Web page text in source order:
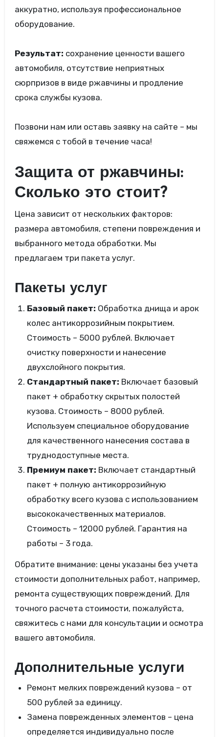
аккуратно, используя профессиональное
оборудование.
Результат: сохранение ценности вашего
автомобиля, отсутствие неприятных
сюрпризов в виде ржавчины и продление
срока службы кузова.
Позвони нам или оставь заявку на сайте – мы
свяжемся с тобой в течение часа!
Защита от ржавчины:
Сколько это стоит?
Цена зависит от нескольких факторов:
размера автомобиля, степени повреждения и
выбранного метода обработки. Мы
предлагаем три пакета услуг.
Пакеты услуг
Базовый пакет: Обработка днища и арок
колес антикоррозийным покрытием.
Стоимость – 5000 рублей. Включает
очистку поверхности и нанесение
двухслойного покрытия.
Стандартный пакет: Включает базовый
пакет + обработку скрытых полостей
кузова. Стоимость – 8000 рублей.
Используем специальное оборудование
для качественного нанесения состава в
труднодоступные места.
Премиум пакет: Включает стандартный
пакет + полную антикоррозийную
обработку всего кузова с использованием
высококачественных материалов.
Стоимость – 12000 рублей. Гарантия на
работы – 3 года.
Обратите внимание: цены указаны без учета
стоимости дополнительных работ, например,
ремонта существующих повреждений. Для
точного расчета стоимости, пожалуйста,
свяжитесь с нами для консультации и осмотра
вашего автомобиля.
Дополнительные услуги
Ремонт мелких повреждений кузова – от
500 рублей за единицу.
Замена поврежденных элементов – цена
определяется индивидуально после